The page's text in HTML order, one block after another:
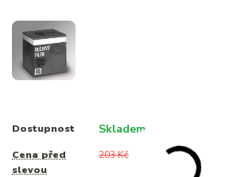
Dostupnost Skladem
Cena před
slevou
203 Kč